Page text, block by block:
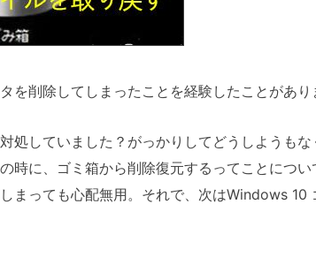
を削除してしまったことを経験したことがあり
処していました？がっかりしてどうしようも
時に、ゴミ箱から削除復元するってことにつ
まっても心配無用。それで、次はWindows 10